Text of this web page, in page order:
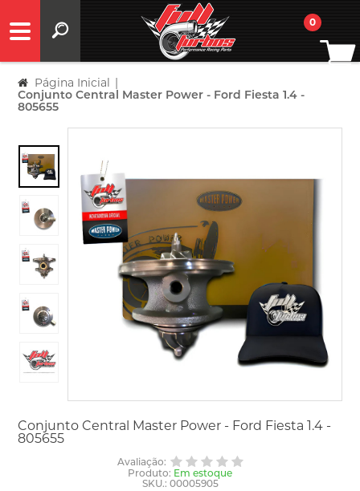
0
Página Inicial |
Conjunto Central Master Power - Ford Fiesta 1.4 -
805655
Conjunto Central Master Power - Ford Fiesta 1.4 -
805655
Avaliação:
Produto: Em estoque
SKU.: 00005905